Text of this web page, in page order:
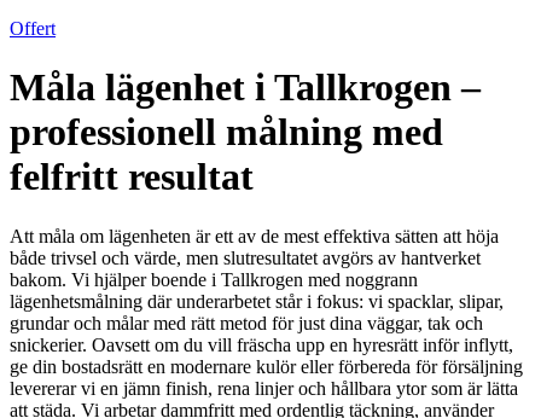
Offert
Måla lägenhet i Tallkrogen –
professionell målning med
felfritt resultat
Att måla om lägenheten är ett av de mest effektiva sätten att höja
både trivsel och värde, men slutresultatet avgörs av hantverket
bakom. Vi hjälper boende i Tallkrogen med noggrann
lägenhetsmålning där underarbetet står i fokus: vi spacklar, slipar,
grundar och målar med rätt metod för just dina väggar, tak och
snickerier. Oavsett om du vill fräscha upp en hyresrätt inför inflytt,
ge din bostadsrätt en modernare kulör eller förbereda för försäljning
levererar vi en jämn finish, rena linjer och hållbara ytor som är lätta
att städa. Vi arbetar dammfritt med ordentlig täckning, använder